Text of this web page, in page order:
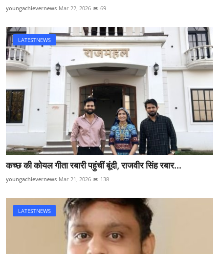
youngachievernews Mar 22, 2026 69
LATESTNEWS
कच्छ की कोयल गीता रबारी पहुंचीं बूंदी, राजवीर सिंह रबार...
youngachievernews Mar 21, 2026 138
LATESTNEWS